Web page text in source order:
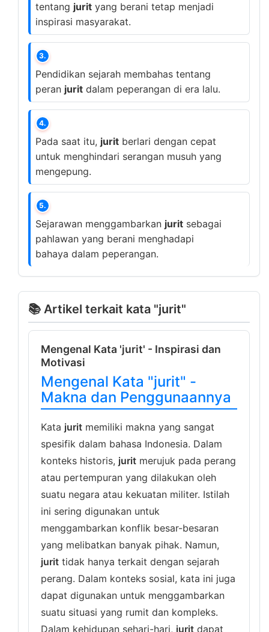
tentang jurit yang berani tetap menjadi
inspirasi masyarakat.
3.
Pendidikan sejarah membahas tentang
peran jurit dalam peperangan di era lalu.
4.
Pada saat itu, jurit berlari dengan cepat
untuk menghindari serangan musuh yang
mengepung.
5.
Sejarawan menggambarkan jurit sebagai
pahlawan yang berani menghadapi
bahaya dalam peperangan.
📚 Artikel terkait kata "jurit"
Mengenal Kata 'jurit' - Inspirasi dan
Motivasi
Mengenal Kata "jurit" -
Makna dan Penggunaannya
Kata jurit memiliki makna yang sangat
spesifik dalam bahasa Indonesia. Dalam
konteks historis, jurit merujuk pada perang
atau pertempuran yang dilakukan oleh
suatu negara atau kekuatan militer. Istilah
ini sering digunakan untuk
menggambarkan konflik besar-besaran
yang melibatkan banyak pihak. Namun,
jurit tidak hanya terkait dengan sejarah
perang. Dalam konteks sosial, kata ini juga
dapat digunakan untuk menggambarkan
suatu situasi yang rumit dan kompleks.
Dalam kehidupan sehari-hari, jurit dapat